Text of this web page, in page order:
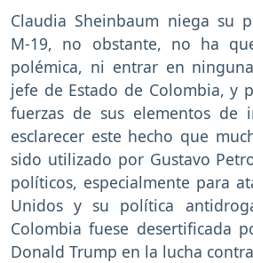
Claudia Sheinbaum niega su
M-19, no obstante, no ha
polémica, ni entrar en
jefe de Estado de Colombia, y
fuerzas de sus elementos de
esclarecer este hecho que
sido utilizado por Gustavo
políticos, especialmente para
Unidos y su política
Colombia fuese desertificada
Donald Trump en la lucha